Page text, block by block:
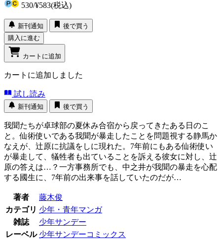
530/¥583(税込)
新刊通知
後で買う
購入に進む
カートに追加
カートに追加しました
試し読み
新刊通知 後で買う
我聞たちが卓球部の夏休み合宿から戻ってきたある日のこ
と。仙術使いである我聞が暴走したことを問題視する静馬か
なえが、辻原に抗議をしに現れた。7年前にもある仙術使い
が暴走して、犠牲者も出ていることを訴える彼女に対し、辻
原の答えは…？一方事務所でも、中之井が我聞の暴走を心配
する國生に、7年前の出来事を話していたのだが…
著者
藤木俊
カテゴリ 少年・青年マンガ
雑誌
少年サンデー
レーベル 少年サンデーコミックス